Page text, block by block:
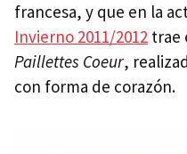
francesa, y que en la
Invierno 2011/2012 trae
Paillettes Coeur,
con forma de corazón.